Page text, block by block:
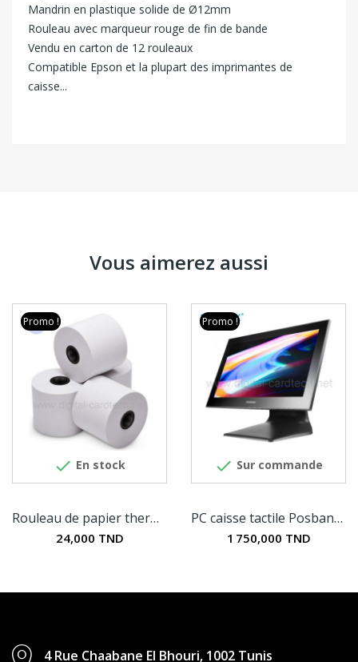
Mandrin en plastique solide de Ø12mm
Rouleau avec marqueur rouge de fin de bande
Vendu en carton de 12 rouleaux
Compatible Epson et la plupart des imprimantes de
caisse...
Vous aimerez aussi
 En stock
Promo !
Rouleau de papier thermique TPE 56MM x 40MM
24,000 TND
 Sur commande
Promo !
PC caisse tactile Posbank APEXA
1 750,000 TND
4 Rue Chaabane El Bhouri, 1002 Tunis